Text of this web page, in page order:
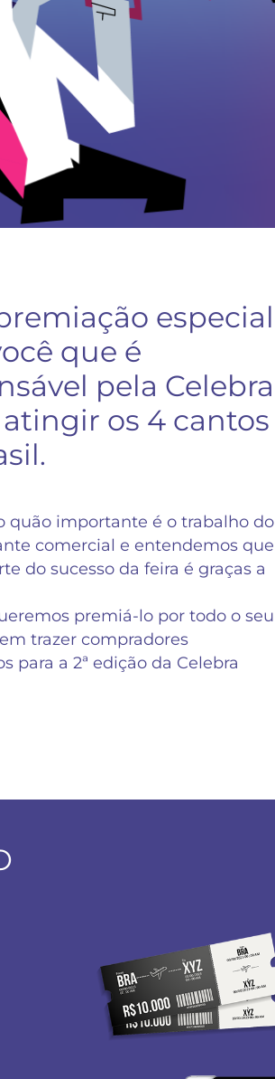
especial
que é
pela Celebra
os 4 cantos
quão importante é o trabalho do
comercial e entendemos que
do sucesso da feira é graças a
premiá-lo por todo o seu
trazer compradores
para a 2ª edição da Celebra